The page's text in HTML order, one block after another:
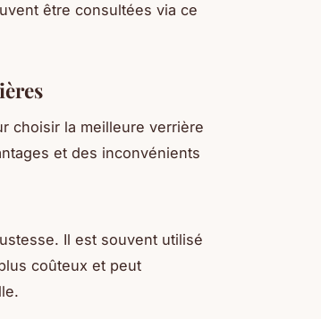
être consultées via ce
choisir la meilleure verrière
et des inconvénients
Il est souvent utilisé
coûteux et peut